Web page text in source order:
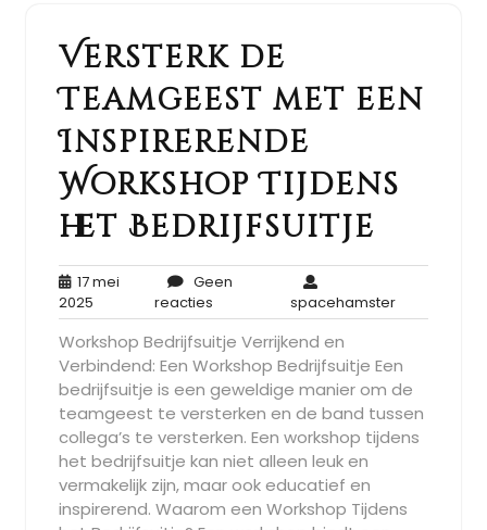
Versterk de
Teamgeest met een
Inspirerende
Workshop Tijdens
het Bedrijfsuitje
17 mei
2025
mei
2025
Geen
reacties
reacties
spacehamster
Workshop Bedrijfsuitje Verrijkend en
Verbindend: Een Workshop Bedrijfsuitje Een
bedrijfsuitje is een geweldige manier om de
teamgeest te versterken en de band tussen
collega’s te versterken. Een workshop tijdens
het bedrijfsuitje kan niet alleen leuk en
vermakelijk zijn, maar ook educatief en
inspirerend. Waarom een Workshop Tijdens